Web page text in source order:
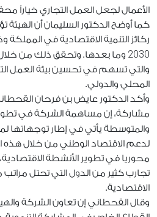
الأعمال لجعل العمل التجاري خياراً
كما أوضح الدكتور السليمان أن
ركائز التنمية الاقتصادية في المملكة
2030 وما بعدها. وتحقق ذلك من خلال
والتي تسهم في تحسين بيئة العمل
المحلي والدولي.
وأكد الدكتور عايض بن فرحان
مشاركة، إن مساهمة الشركة في
والمتوسطة يأتي في إطار توجهاتها
لدعم الاقتصاد الوطني من خلال هذه
محوريا في تطوير الأنشطة
تجارب كثير من الدول التي تحتل
الاقتصادية.
وقال القحطاني إن تعاون الشركة